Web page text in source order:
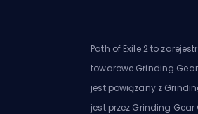
Path of Exile 2 to
towarowe Grinding
jest powiązany z
jest przez Grinding